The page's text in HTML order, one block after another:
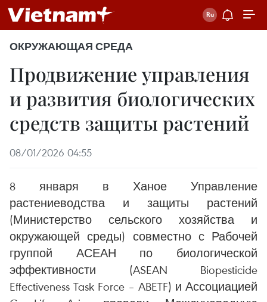
ОКРУЖАЮЩАЯ СРЕДА
Продвижение управления
и развития биологических
средств защиты растений
08/01/2026 04:55
8 января в Ханое Управление
растениеводства и защиты растений
(Министерство сельского хозяйства и
окружающей среды) совместно с Рабочей
группой АСЕАН по биологической
эффективности (ASEAN Biopesticide
Effectiveness Task Force – ABETF) и Ассоциацией